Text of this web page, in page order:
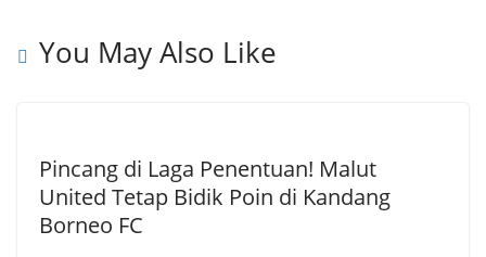
You May Also Like
Pincang di Laga Penentuan! Malut
United Tetap Bidik Poin di Kandang
Borneo FC